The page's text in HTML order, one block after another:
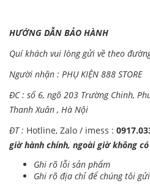
HƯỚNG DẪN BẢO HÀNH
Quí khách vui lòng gửi về theo
Người nhận : PHỤ KIỆN 888 STORE
ĐC : số 6, ngõ 203 Trường Chinh,
Thanh Xuân , Hà Nội
ĐT : Hotline, Zalo / imess :
giờ hành chính, ngoài giờ không
Ghi rõ lỗi sản phẩm
Ghi rõ địa chỉ để chúng tôi